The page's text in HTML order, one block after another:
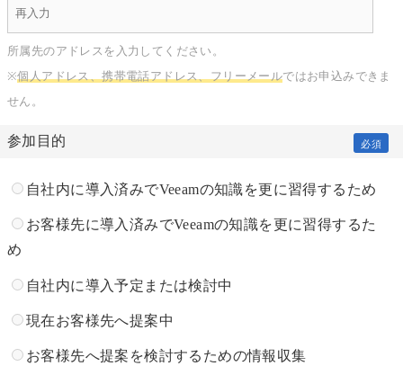
所属先のアドレスを入力してください。
※個人アドレス、携帯電話アドレス、フリーメールではお申込みできま
せん。
参加目的 必須
自社内に導入済みでVeeamの知識を更に習得するため
お客様先に導入済みでVeeamの知識を更に習得するた
め
自社内に導入予定または検討中
現在お客様先へ提案中
お客様先へ提案を検討するための情報収集